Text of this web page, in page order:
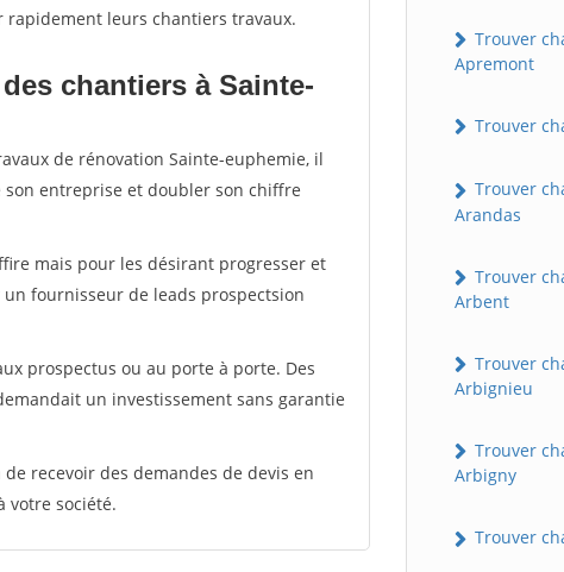
leurs chantiers travaux.
chantiers à Sainte-
de rénovation Sainte-euphemie, il
entreprise et doubler son chiffre
mais pour les désirant progresser et
fournisseur de leads prospectsion
prospectus ou au porte à porte. Des
un investissement sans garantie
recevoir des demandes de devis en
votre société.
Trouver
Apremont
Trouver
Trouver
Arandas
Trouver
Arbent
Trouver
Arbignieu
Trouver
Arbigny
Trouver